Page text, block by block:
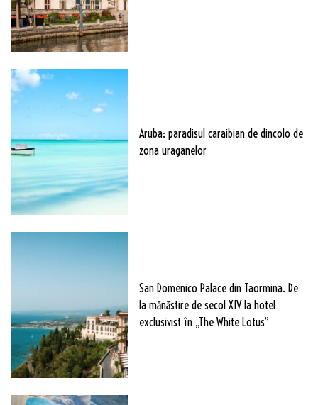
Aruba: paradisul caraibian de dincolo de
zona uraganelor
San Domenico Palace din Taormina. De
la mănăstire de secol XIV la hotel
exclusivist în „The White Lotus”